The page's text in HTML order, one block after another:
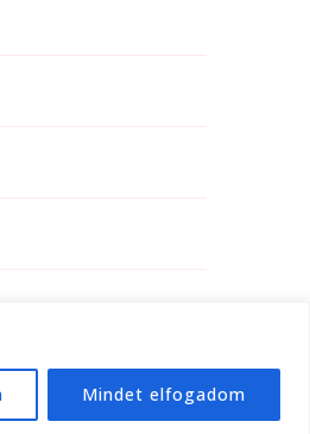
Mindet elfogadom